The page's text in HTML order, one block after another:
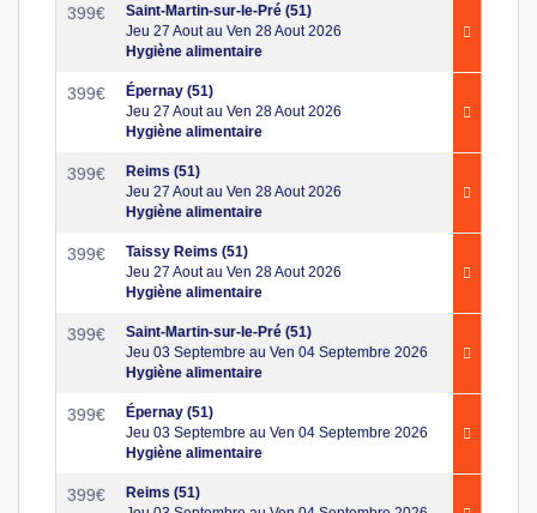
399€
Saint-Martin-sur-le-Pré (51)
Jeu 27 Aout au Ven 28 Aout 2026
Hygiène alimentaire
399€
Épernay (51)
Jeu 27 Aout au Ven 28 Aout 2026
Hygiène alimentaire
399€
Reims (51)
Jeu 27 Aout au Ven 28 Aout 2026
Hygiène alimentaire
399€
Taissy Reims (51)
Jeu 27 Aout au Ven 28 Aout 2026
Hygiène alimentaire
399€
Saint-Martin-sur-le-Pré (51)
Jeu 03 Septembre au Ven 04 Septembre 2026
Hygiène alimentaire
399€
Épernay (51)
Jeu 03 Septembre au Ven 04 Septembre 2026
Hygiène alimentaire
399€
Reims (51)